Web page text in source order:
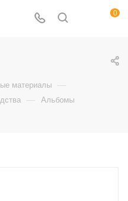
0
материалы —
— Альбомы